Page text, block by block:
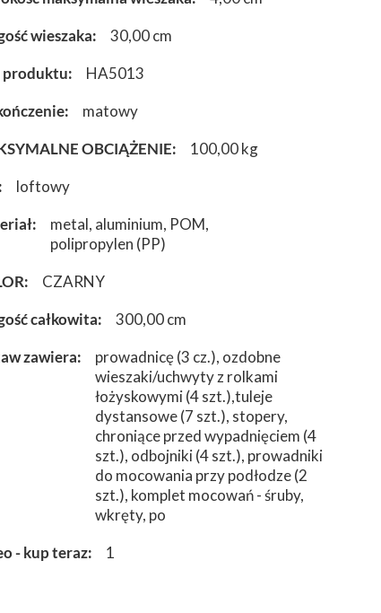
wieszaka
30,00 cm
produktu
HA5013
matowy
OBCIĄŻENIE
100,00 kg
loftowy
metal aluminium POM
polipropylen (PP)
CZARNY
całkowita
300,00 cm
zawiera
prowadnicę (3 cz.), ozdobne
wieszaki/uchwyty z rolkami
łożyskowymi (4 szt.),tuleje
dystansowe (7 szt.), stopery,
chroniące przed wypadnięciem (4
szt.), odbojniki (4 szt.), prowadniki
do mocowania przy podłodze (2
szt.), komplet mocowań - śruby,
wkręty, po
- kup teraz
1